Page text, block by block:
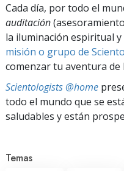
Cada día, por todo el
auditación
la iluminación espiritual
misión o grupo de
comenzar tu aventura de
Scientologists @home
todo el mundo que se
saludables y están
Temas